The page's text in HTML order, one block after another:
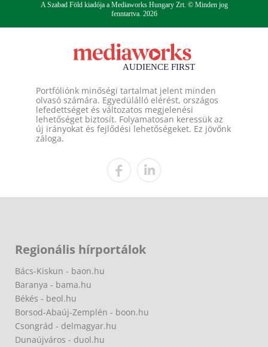
A Szabad Föld kiadója a Mediaworks Hungary Zrt. © Minden jog
fenntartva. 2026
Portfóliónk minőségi tartalmat jelent minden
olvasó számára. Egyedülálló elérést, országos
lefedettséget és változatos megjelenési
lehetőséget biztosít. Folyamatosan keressük az
új irányokat és fejlődési lehetőségeket. Ez jövőnk
záloga.
Regionális hírportálok
Bács-Kiskun - baon.hu
Baranya - bama.hu
Békés - beol.hu
Borsod-Abaúj-Zemplén - boon.hu
Csongrád - delmagyar.hu
Dunaújváros - duol.hu